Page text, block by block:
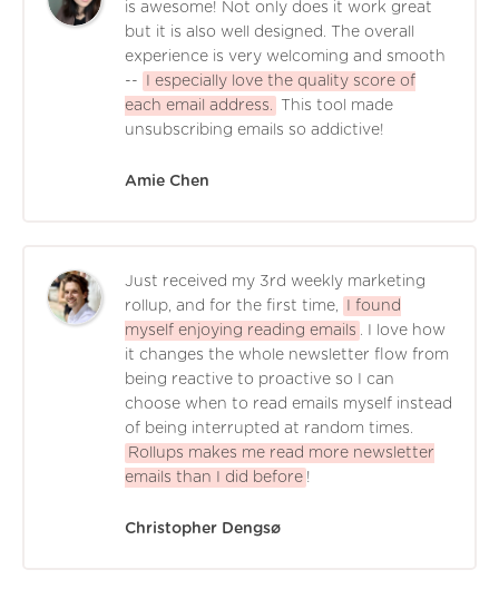
is awesome! Not only does it work great
but it is also well designed. The overall
experience is very welcoming and smooth
--
I especially love the quality score of
each email address.
This tool made
unsubscribing emails so addictive!
Amie Chen
Just received my 3rd weekly marketing
rollup, and for the first time,
I found
myself enjoying reading emails . I love how
it changes the whole newsletter flow from
being reactive to proactive so I can
choose when to read emails myself instead
of being interrupted at random times.
Rollups makes me read more newsletter
emails than I did before !
Christopher Dengsø